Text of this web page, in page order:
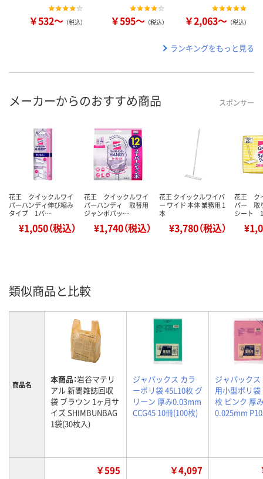
￥532～ （税込） ￥595～ （税込） ￥2,063～ （税込）
ランキングをもっと見る
メーカーからのおすすめ商品 スポンサー
花王 クイックルワイ
パーハンディ伸び縮み
タイプ 1パ…
¥1,050（税込）
花王 クイックルワイ
パーハンディ 取替用
ジャンボパッ…
¥1,740（税込）
花王 クイックルワイパ
ー ワイド 本体 業務用 1
本
¥3,780（税込）
花王 ク
パー 取
シート
類似商品と比較
商品名 本商品：岩谷マテリ
アル 新聞雑誌回収
袋 ブラウン 1ヶ月サ
イズ SHIMBUNBAG
1袋(30枚入)
ジャパックス カラ
ーポリ袋 45L10枚 グ
リーン 厚み0.03mm
CCG45 10冊(100枚)
ジャパックス
用小型ポリ袋
枚 ピンク 厚
0.025mm
￥595 ￥4,097